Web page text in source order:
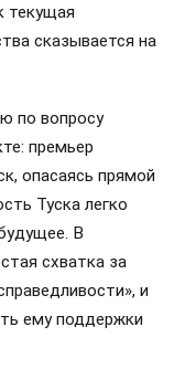
текущая
сказывается на
по вопросу
премьер
опасаясь прямой
Туска легко
В
схватка за
и
ему поддержки